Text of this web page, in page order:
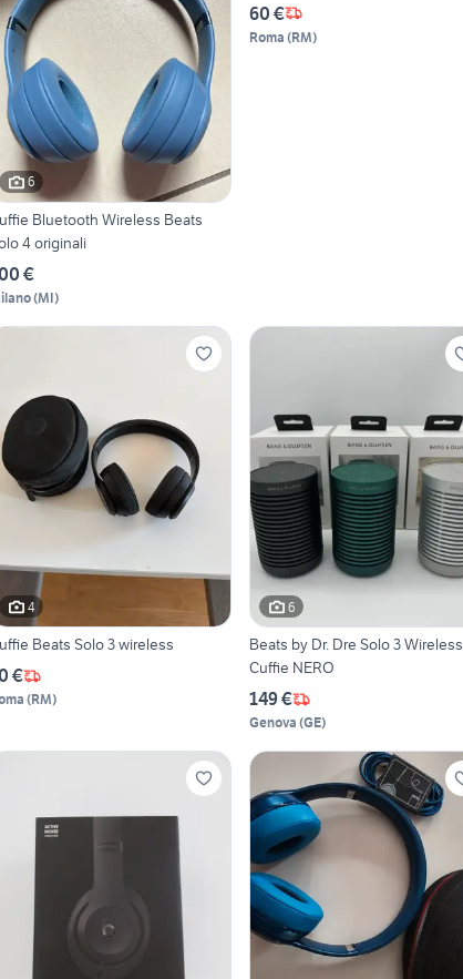
6
Bluetooth Wireless Beats
4 originali
€
(MI)
60 €
Roma (RM)
4
Beats Solo 3 wireless
€
(RM)
6
Beats by Dr. Dre Solo 3 Wireless
Cuffie NERO
149 €
Genova (GE)